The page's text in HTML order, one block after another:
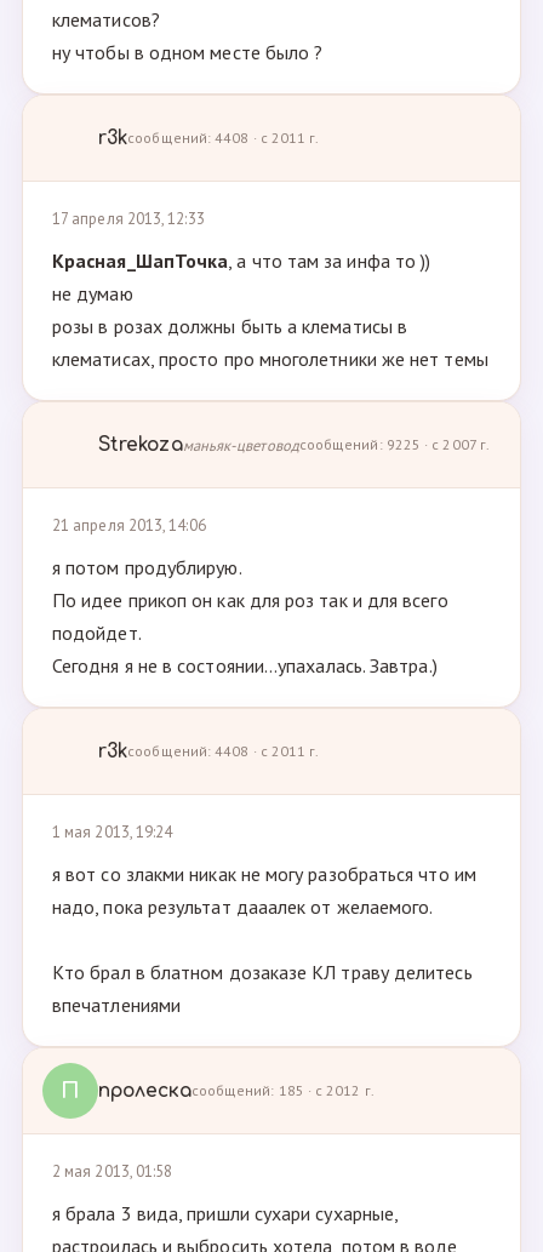
клематисов?
ну чтобы в одном месте было ?
r3kсообщений: 4408 · с 2011 г.
17 апреля 2013, 12:33
Красная_ШапТочка, а что там за инфа то ))
не думаю
розы в розах должны быть а клематисы в
клематисах, просто про многолетники же нет темы
Strekozaманьяк-цветоводсообщений: 9225 · с 2007 г.
21 апреля 2013, 14:06
я потом продублирую.
По идее прикоп он как для роз так и для всего
подойдет.
Сегодня я не в состоянии...упахалась. Завтра.)
r3kсообщений: 4408 · с 2011 г.
1 мая 2013, 19:24
я вот со злакми никак не могу разобраться что им
надо, пока результат дааалек от желаемого.
Кто брал в блатном дозаказе КЛ траву делитесь
впечатлениями
П пролескасообщений: 185 · с 2012 г.
2 мая 2013, 01:58
я брала 3 вида, пришли сухари сухарные,
растроилась и выбросить хотела, потом в воде